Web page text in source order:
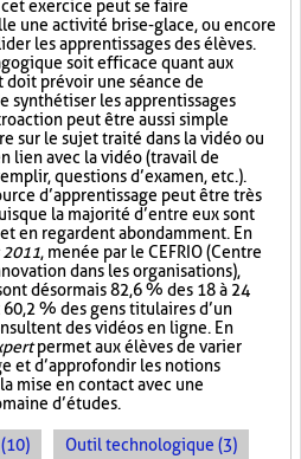
cet exercice peut se faire
une activité brise-glace, ou encore
les apprentissages des élèves.
soit efficace quant aux
doit prévoir une séance de
synthétiser les apprentissages
peut être aussi simple
sur le sujet traité dans la vidéo ou
lien avec la vidéo (travail de
questions d’examen, etc.).
d’apprentissage peut être très
la majorité d’entre eux sont
en regardent abondamment. En
2011, menée par le CEFRIO (Centre
dans les organisations),
désormais 82,6 % des 18 à 24
% des gens titulaires d’un
des vidéos en ligne. En
permet aux élèves de varier
et d’approfondir les notions
mise en contact avec une
d’études.
Outil technologique (3)